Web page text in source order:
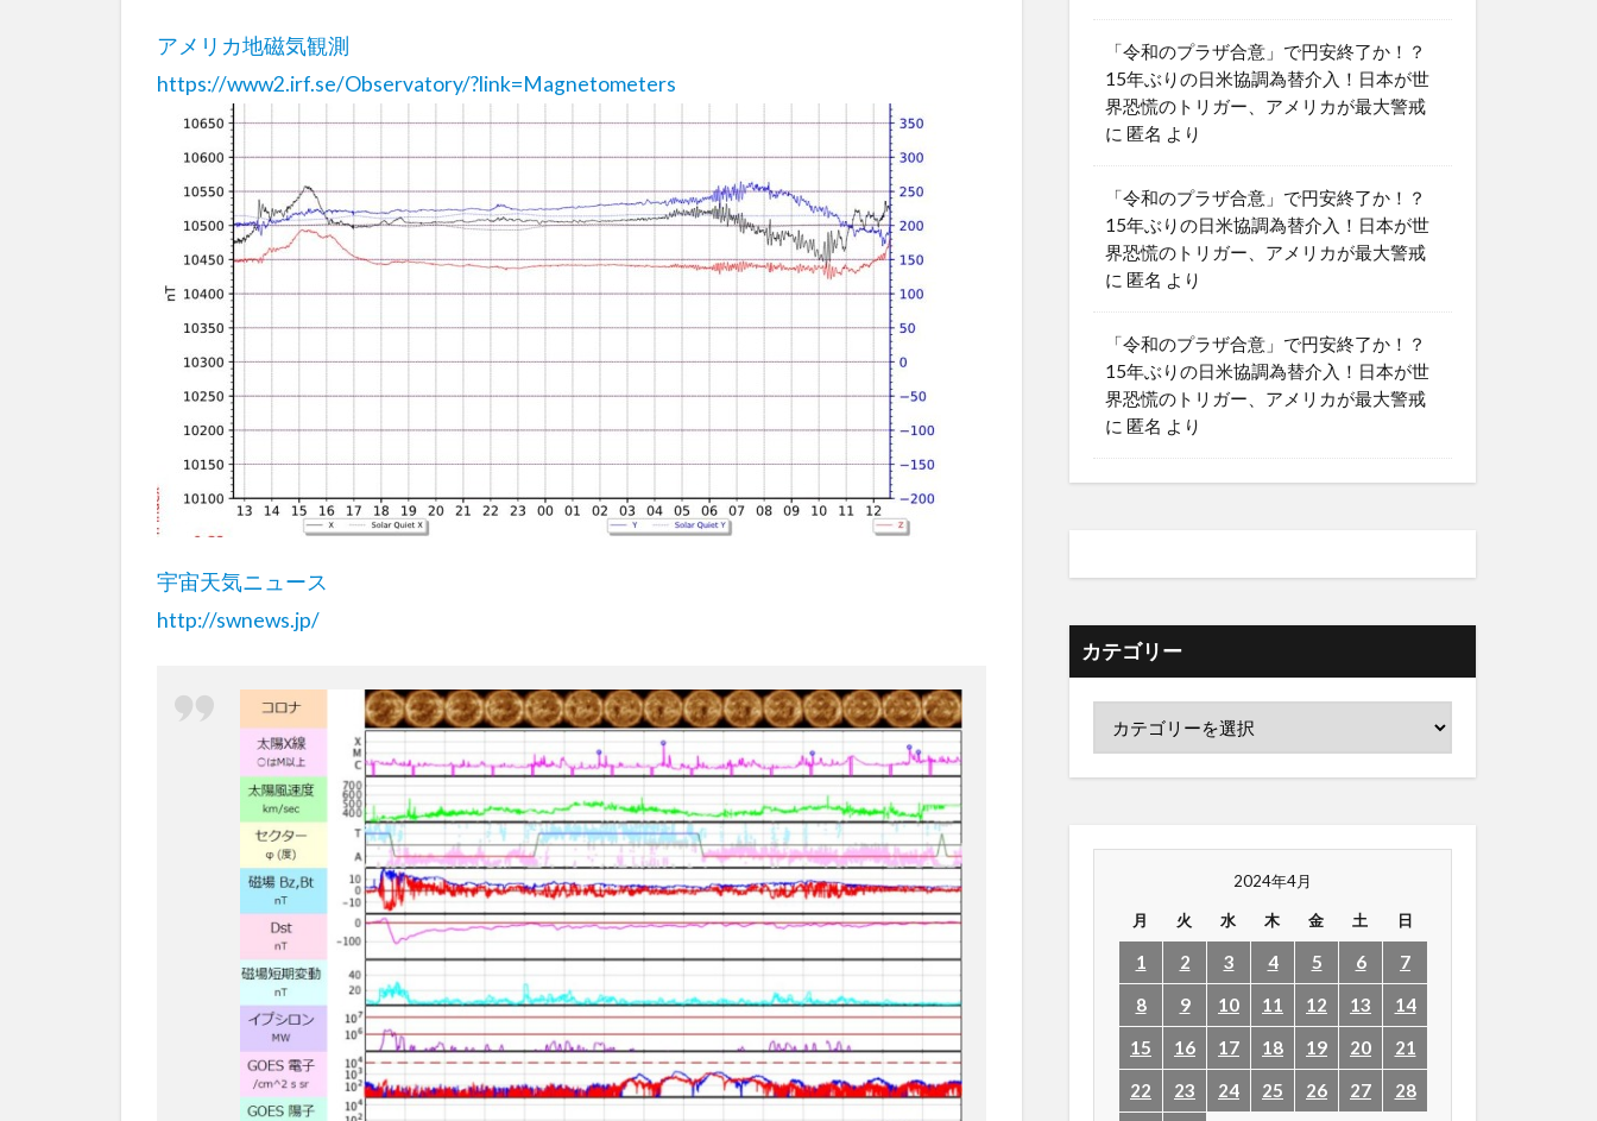
アメリカ地磁気観測
https://www2.irf.se/Observatory/?link=Magnetometers
宇宙天気ニュース
http://swnews.jp/
「令和のプラザ合意」で円安終了か！？
15年ぶりの日米協調為替介入！日本が世
界恐慌のトリガー、アメリカが最大警戒
に 匿名 より
「令和のプラザ合意」で円安終了か！？
15年ぶりの日米協調為替介入！日本が世
界恐慌のトリガー、アメリカが最大警戒
に 匿名 より
「令和のプラザ合意」で円安終了か！？
15年ぶりの日米協調為替介入！日本が世
界恐慌のトリガー、アメリカが最大警戒
に 匿名 より
カテゴリー
2024年4月
月 火 水 木 金 土 日
1 2 3 4 5 6
7
8
9 10 11 12 13
14
15
16 17 18 19 20
21
22
23 24 25 26 27
28